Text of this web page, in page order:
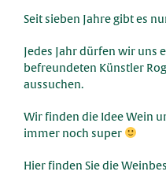
Seit sieben Jahre gibt es
Jedes Jahr dürfen wir uns
befreundeten Künstler
aussuchen.
Wir finden die Idee Wein
immer noch super
Hier finden Sie die